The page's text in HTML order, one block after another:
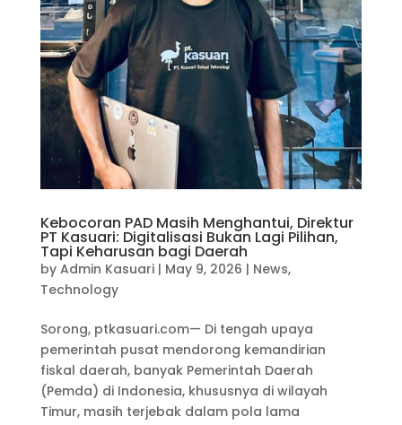
Kebocoran PAD Masih Menghantui, Direktur
PT Kasuari: Digitalisasi Bukan Lagi Pilihan,
Tapi Keharusan bagi Daerah
by Admin Kasuari| May 9, 2026 | News,
Technology
Sorong, ptkasuari.com— Di tengah upaya
pemerintah pusat mendorong kemandirian
fiskal daerah, banyak Pemerintah Daerah
(Pemda) di Indonesia, khususnya di wilayah
Timur, masih terjebak dalam pola lama